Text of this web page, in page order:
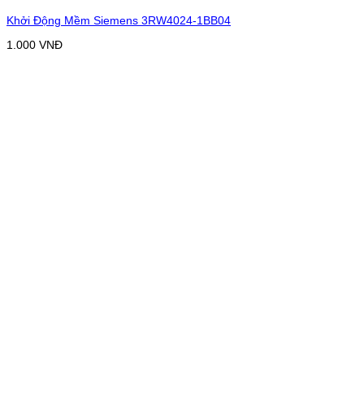
Khởi Động Mềm Siemens 3RW4024-1BB04
1.000 VNĐ